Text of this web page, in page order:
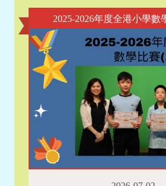
2025-2026年度全港小學數